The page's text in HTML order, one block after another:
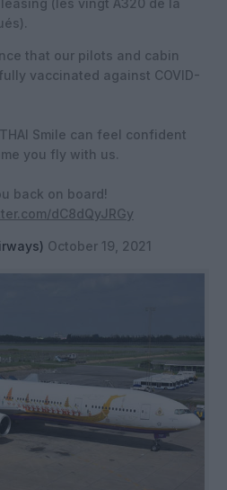
that our pilots and cabin
vaccinated against COVID-
Smile can feel confident
you fly with us.
back on board!
dC8dQyJRGy
October 19, 2021